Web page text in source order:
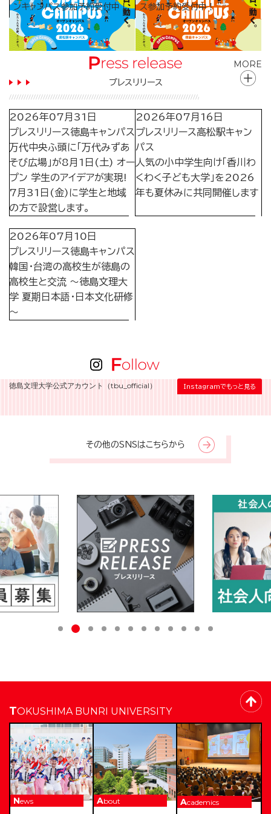
ンキャンパス参加予約受付中！
ス参加予約受付中！
プレスリリース
MORE
2026年07月31日
プレスリリース徳島キャンパス
万代中央ふ頭に「万代みずあ
そび広場」が8月1日(土) オー
プン 学生のアイデアが実現!
7月31日(金)に学生と地域
の方で設営します。
2026年07月16日
プレスリリース高松駅キャン
パス
人気の小中学生向け「香川わ
くわく子ども大学」を2026
年も夏休みに共同開催します
2026年07月10日
プレスリリース徳島キャンパス
韓国・台湾の高校生が徳島の
高校生と交流 ～徳島文理大
学 夏期日本語・日本文化研修
～
徳島文理大学公式アカウント（tbu_official） Instagramでもっと見る
その他のSNSはこちらから
1 2 3 4 5 6 7 8 9
1
1
1
TOKUSHIMA BUNRI UNIVERSITY
News About Academics